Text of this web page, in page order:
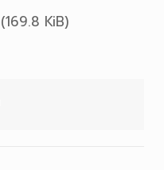
(169.8 KiB)